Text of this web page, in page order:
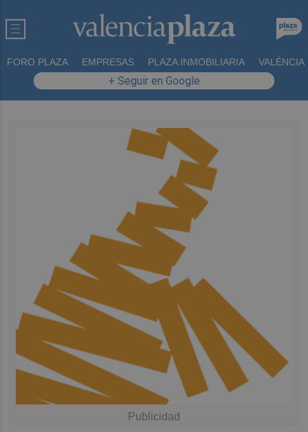
FORO PLAZA EMPRESAS PLAZA INMOBILIARIA VALÈNCIA
+ Seguir en Google